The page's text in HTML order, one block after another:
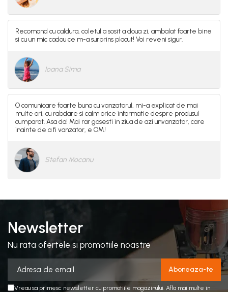
Recomand cu caldura, coletul a sosit a doua zi, ambalat foarte bine
si cu un mic cadou ce m-a surprins placut! Voi reveni sigur.
Ioana Sima
O comunicare foarte buna cu vanzatorul, mi-a explicat de mai
multe ori, cu rabdare si calm orice informatie despre produsul
cumparat. Asa da! Mai rar gasesti in ziua de azi unvanzator, care
inainte de a fi vanzator, e OM!
Stefan Mocanu
Newsletter
Nu rata ofertele si promotiile noastre
Vreau sa primesc newsletter cu promotiile magazinului. Afla mai multe in